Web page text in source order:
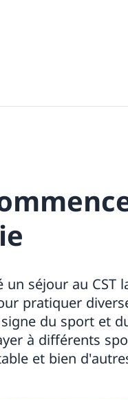
séjour au
pratiquer
du sport et
à différents
et bien